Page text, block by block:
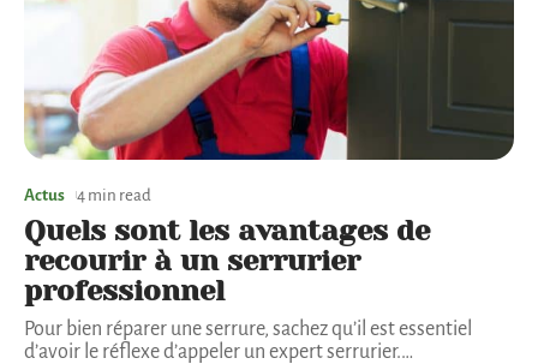
Actus 4 min read
Quels sont les avantages de
recourir à un serrurier
professionnel
Pour bien réparer une serrure, sachez qu’il est essentiel
d’avoir le réflexe d’appeler un expert serrurier.…